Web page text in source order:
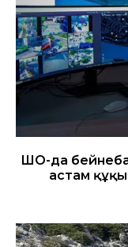
ШҚО-да
астам